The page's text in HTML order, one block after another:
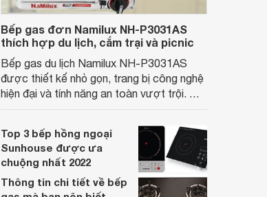
Bếp gas đơn Namilux NH-P3031AS
thích hợp du lịch, cắm trại và picnic
Bếp gas du lịch Namilux NH-P3031AS
được thiết kế nhỏ gọn, trang bị công nghệ
hiện đại và tính năng an toàn vượt trội. Nó
vừa phù hợp với các không gian sống hạn
chế.
Top 3 bếp hồng ngoại
Sunhouse được ưa
chuộng nhất 2022
Thông tin chi tiết về bếp